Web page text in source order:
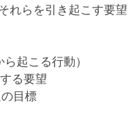
らを引き起こす要望
起こる行動）
する要望
の目標